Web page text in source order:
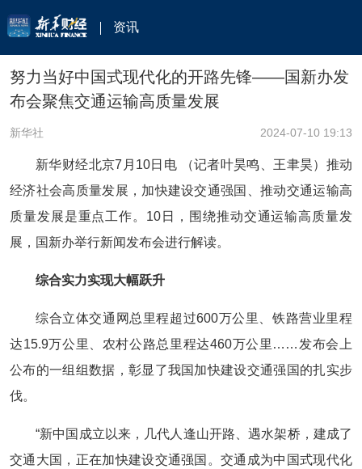
资讯
努力当好中国式现代化的开路先锋——国新办发
布会聚焦交通运输高质量发展
新华社 2024-07-10 19:13
新华财经北京7月10日电 （记者叶昊鸣、王聿昊）推动
经济社会高质量发展，加快建设交通强国、推动交通运输高
质量发展是重点工作。10日，围绕推动交通运输高质量发
展，国新办举行新闻发布会进行解读。
综合实力实现大幅跃升
综合立体交通网总里程超过600万公里、铁路营业里程
达15.9万公里、农村公路总里程达460万公里……发布会上
公布的一组组数据，彰显了我国加快建设交通强国的扎实步
伐。
“新中国成立以来，几代人逢山开路、遇水架桥，建成了
交通大国，正在加快建设交通强国。交通成为中国式现代化